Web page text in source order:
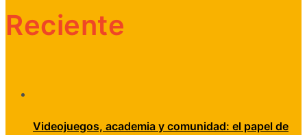
Reciente
Videojuegos, academia y comunidad: el papel de